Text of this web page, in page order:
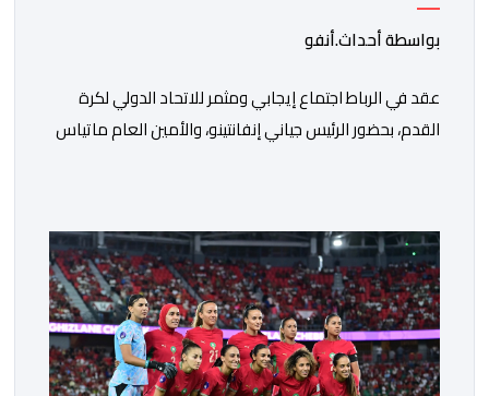
بواسطة أحداث.أنفو
عقد في الرباط اجتماع إيجابي ومثمر للاتحاد الدولي لكرة
القدم، بحضور الرئيس جياني إنفانتينو، والأمين العام ماتياس
تجديد الثقة المتبادلة بين القيادة التنفيذية للاتحاد، حيث أكد
المجتمعون دعمهم الكامل للرئيس إنفانتينو باعتباره
المسؤول الوحيد المباشر والمنتخب من قِبل 211 اتحادا […]